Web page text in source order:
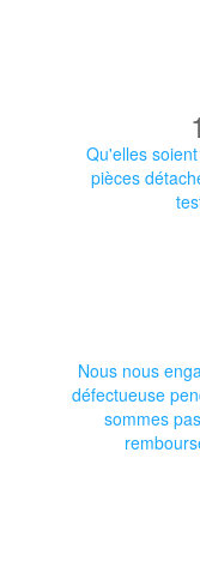
Qu'elles
pièces
Nous nous
défectueuse
sommes